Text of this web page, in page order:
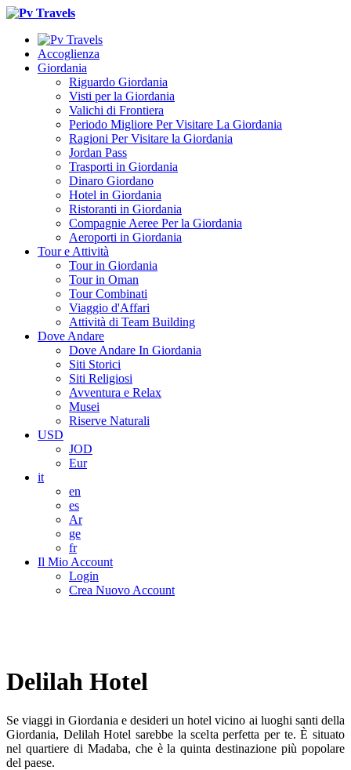
Accoglienza
Giordania
Riguardo Giordania
Visti per la Giordania
Valichi di Frontiera
Periodo Migliore Per Visitare La Giordania
Ragioni Per Visitare la Giordania
Jordan Pass
Trasporti in Giordania
Dinaro Giordano
Hotel in Giordania
Ristoranti in Giordania
Compagnie Aeree Per la Giordania
Aeroporti in Giordania
Tour e Attività
Tour in Giordania
Tour in Oman
Tour Combinati
Viaggio d'Affari
Attività di Team Building
Dove Andare
Dove Andare In Giordania
Siti Storici
Siti Religiosi
Avventura e Relax
Musei
Riserve Naturali
USD
JOD
Eur
it
en
es
Ar
ge
fr
Il Mio Account
Login
Crea Nuovo Account
Delilah Hotel
Se viaggi in Giordania e desideri un hotel vicino ai luoghi santi della
Giordania, Delilah Hotel sarebbe la scelta perfetta per te. È situato
nel quartiere di Madaba, che è la quinta destinazione più popolare
del paese.